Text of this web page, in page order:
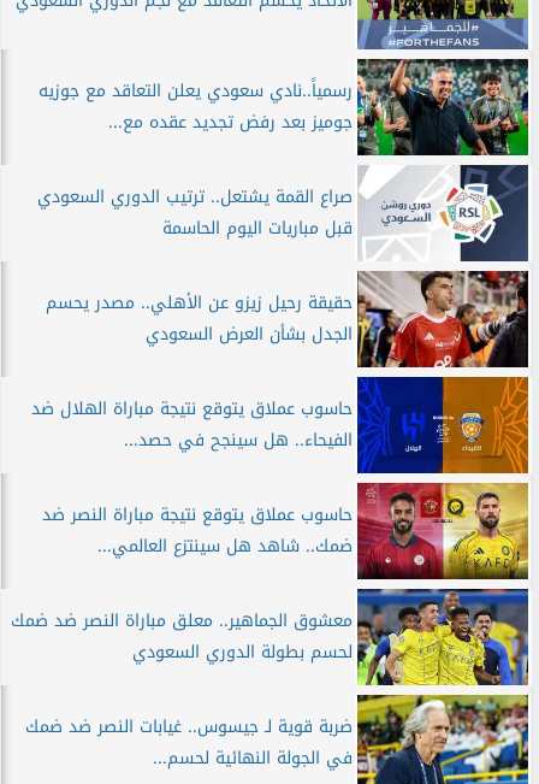
رسمياً..نادي سعودي يعلن التعاقد مع جوزيه
جوميز بعد رفض تجديد عقده مع...
صراع القمة يشتعل.. ترتيب الدوري السعودي
قبل مباريات اليوم الحاسمة
حقيقة رحيل زيزو عن الأهلي.. مصدر يحسم
الجدل بشأن العرض السعودي
حاسوب عملاق يتوقع نتيجة مباراة الهلال ضد
الفيحاء.. هل سينجح في حصد...
حاسوب عملاق يتوقع نتيجة مباراة النصر ضد
ضمك.. شاهد هل سينتزع العالمي...
معشوق الجماهير.. معلق مباراة النصر ضد ضمك
لحسم بطولة الدوري السعودي
ضربة قوية لـ جيسوس.. غيابات النصر ضد ضمك
في الجولة النهائية لحسم...